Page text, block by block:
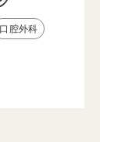
口腔外科